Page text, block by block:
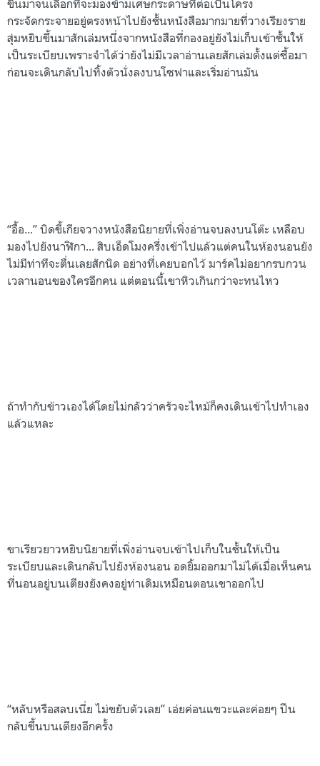
ขึ้นมาจนเลือกที่จะมองข้ามเศษกระดาษที่ต่อเป็นโครง
กระจัดกระจายอยู่ตรงหน้าไปยังชั้นหนังสือมากมายที่วางเรียงราย
สุ่มหยิบขึ้นมาสักเล่มหนึ่งจากหนังสือที่กองอยู่ยังไม่เก็บเข้าชั้นให้
เป็นระเบียบเพราะจำได้ว่ายังไม่มีเวลาอ่านเลยสักเล่มตั้งแต่ซื้อมา
ก่อนจะเดินกลับไปทิ้งตัวนั่งลงบนโซฟาและเริ่มอ่านมัน
“อื้อ...” บิดขี้เกียจวางหนังสือนิยายที่เพิ่งอ่านจบลงบนโต๊ะ เหลือบ
มองไปยังนาฬิกา... สิบเอ็ดโมงครึ่งเข้าไปแล้วแต่คนในห้องนอนยัง
ไม่มีท่าทีจะตื่นเลยสักนิด อย่างที่เคยบอกไว้ มาร์คไม่อยากรบกวน
เวลานอนของใครอีกคน แต่ตอนนี้เขาหิวเกินกว่าจะทนไหว
ถ้าทำกับข้าวเองได้โดยไม่กลัวว่าครัวจะไหม้ก็คงเดินเข้าไปทำเอง
แล้วแหละ
ขาเรียวยาวหยิบนิยายที่เพิ่งอ่านจบเข้าไปเก็บในชั้นให้เป็น
ระเบียบและเดินกลับไปยังห้องนอน อดยิ้มออกมาไม่ได้เมื่อเห็นคน
ที่นอนอยู่บนเตียงยังคงอยู่ท่าเดิมเหมือนตอนเขาออกไป
“หลับหรือสลบเนี่ย ไม่ขยับตัวเลย” เอ่ยค่อนแขวะและค่อยๆ ปีน
กลับขึ้นบนเตียงอีกครั้ง